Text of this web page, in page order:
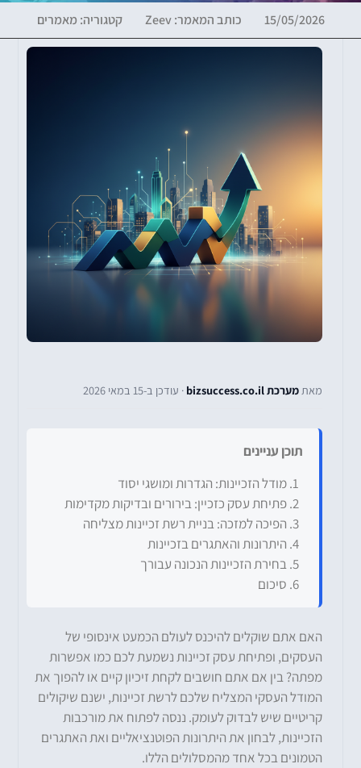
15/05/2026 כותב המאמר:Zeev קטגוריה:מאמרים
מאתמערכת bizsuccess.co.il · עודכן ב-15 במאי 2026
תוכן עניינים
מודל הזכיינות: הגדרות ומושגי יסוד
פתיחת עסק כזכיין: בירורים ובדיקות מקדימות
הפיכה למזכה: בניית רשת זכיינות מצליחה
היתרונות והאתגרים בזכיינות
בחירת הזכיינות הנכונה עבורך
סיכום
האם אתם שוקלים להיכנס לעולם הכמעט אינסופי של
העסקים, ופתיחת עסק זכיינות נשמעת לכם כמו אפשרות
מפתה? בין אם אתם חושבים לקחת זיכיון קיים או להפוך את
המודל העסקי המצליח שלכם לרשת זכיינות, ישנם שיקולים
קריטיים שיש לבדוק לעומק. ננסה לפתוח את מורכבות
הזכיינות, לבחון את היתרונות הפוטנציאליים ואת האתגרים
הטמונים בכל אחד מהמסלולים הללו.